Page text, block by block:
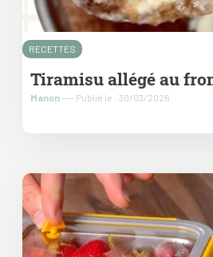
RECETTES
Tiramisu allégé au
Manon---- Publié le : 30/03/2026